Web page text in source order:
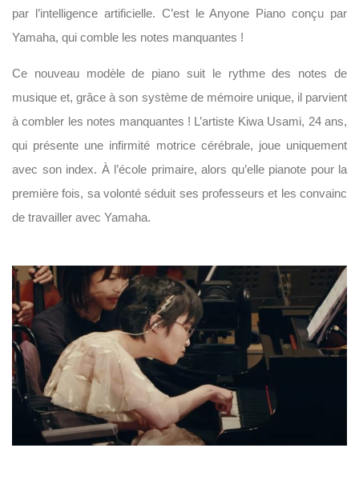
par l’intelligence artificielle. C’est le Anyone Piano conçu par
Yamaha, qui comble les notes manquantes !
Ce nouveau modèle de piano suit le rythme des notes de
musique et, grâce à son système de mémoire unique, il parvient
à combler les notes manquantes ! L’artiste Kiwa Usami, 24 ans,
qui présente une infirmité motrice cérébrale, joue uniquement
avec son index. À l’école primaire, alors qu’elle pianote pour la
première fois, sa volonté séduit ses professeurs et les convainc
de travailler avec Yamaha.